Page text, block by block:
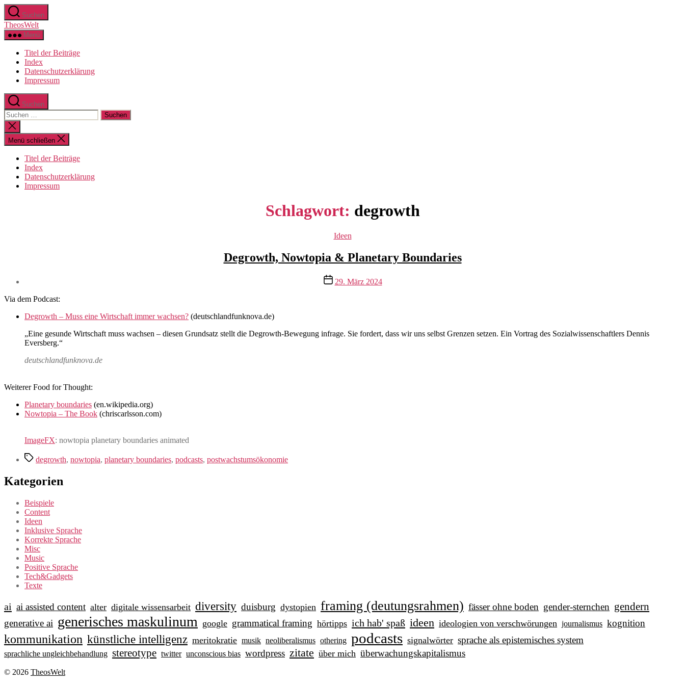
Zum
Inhalt
springen
Suchen
TheosWelt
Menü
Titel der Beiträge
Index
Datenschutzerklärung
Impressum
Suchen
Suchen
nach:
Suche
schließen
Menü schließen
Titel der Beiträge
Index
Datenschutzerklärung
Impressum
Schlagwort: degrowth
Kategorien
Ideen
Degrowth, Nowtopia & Planetary Boundaries
Veröffentlichungsdatum
29. März 2024
Via dem Podcast:
Degrowth – Muss eine Wirtschaft immer wachsen? (deutschlandfunknova.de)
„Eine gesunde Wirtschaft muss wachsen – diesen Grundsatz stellt die Degrowth-Bewegung infrage. Sie fordert, dass wir uns selbst Grenzen setzen. Ein Vortrag des Sozialwissenschaftlers Dennis
Eversberg.“
deutschlandfunknova.de
Weiterer Food for Thought:
Planetary boundaries (en.wikipedia.org)
Nowtopia – The Book (chriscarlsson.com)
ImageFX: nowtopia planetary boundaries animated
Schlagwörter
degrowth, nowtopia, planetary boundaries, podcasts, postwachstumsökonomie
Kategorien
Beispiele
Content
Ideen
Inklusive Sprache
Korrekte Sprache
Misc
Music
Positive Sprache
Tech&Gadgets
Texte
ai ai assisted content alter digitale wissensarbeit diversity duisburg dystopien framing (deutungsrahmen) fässer ohne boden gender-sternchen gendern
generative ai generisches maskulinum google grammatical framing hörtipps ich hab' spaß ideen ideologien von verschwörungen journalismus kognition
kommunikation künstliche intelligenz meritokratie musik neoliberalismus othering podcasts signalwörter sprache als epistemisches system
sprachliche ungleichbehandlung stereotype twitter unconscious bias wordpress zitate über mich überwachungskapitalismus
© 2026 TheosWelt